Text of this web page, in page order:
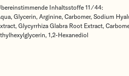
Inhaltsstoffe 11 ⁄ 44:
Glycerin, Arginine, Carbomer, Sodium
Glycyrrhiza Glabra Root Extract,
1,2-Hexanediol